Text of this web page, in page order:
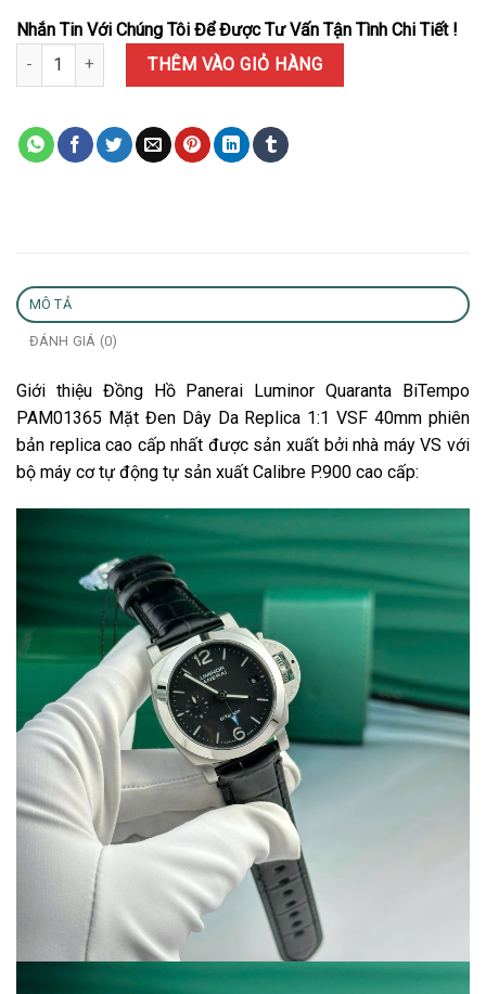
Nhắn Tin Với Chúng Tôi Để Được Tư Vấn Tận Tình Chi Tiết !
Đồng Hồ Panerai Luminor Quaranta BiTempo PAM01365 Mặt Đen
THÊM VÀO GIỎ HÀNG
MÔ TẢ
ĐÁNH GIÁ (0)
Giới thiệu Đồng Hồ Panerai Luminor Quaranta BiTempo
PAM01365 Mặt Đen Dây Da Replica 1:1 VSF 40mm phiên
bản replica cao cấp nhất được sản xuất bởi nhà máy VS với
bộ máy cơ tự động tự sản xuất Calibre P.900 cao cấp: